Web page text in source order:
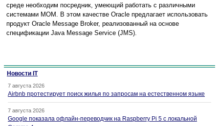
среде необходим посредник, умеющий работать с различными
системами MOM. В этом качестве Oracle предлагает использовать
продукт Oracle Message Broker, реализованный на основе
спецификации Java Message Service (JMS).
Новости IT
7 августа 2026
Airbnb протестирует поиск жилья по запросам на естественном языке
7 августа 2026
Google показала офлайн-переводчик на Raspberry Pi 5 с локальной